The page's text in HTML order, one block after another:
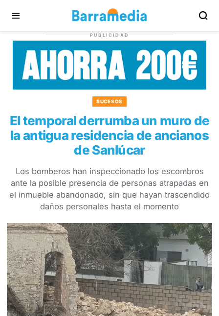
PUBLICIDAD
SUCESOS
El temporal derrumba un muro de
la antigua residencia de ancianos
de Sanlúcar
Los bomberos han inspeccionado los escombros
ante la posible presencia de personas atrapadas en
el inmueble abandonado, sin que hayan trascendido
daños personales hasta el momento